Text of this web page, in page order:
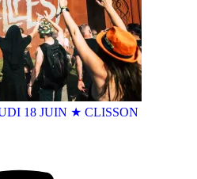
18 JUIN ★ CLISSON